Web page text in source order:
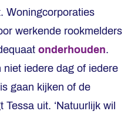
Woningcorporaties
werkende rookmelders
onderhouden.
niet iedere dag of iedere
gaan kijken of de
uit. ‘Natuurlijk wil